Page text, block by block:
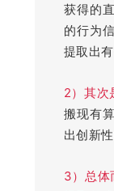
获得的
的行为
提取出
2）其次
搬现有
出创新
3）总体